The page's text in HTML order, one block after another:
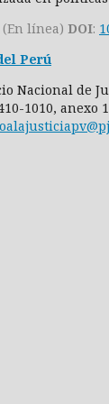
(En línea) DOI:
Perú
Nacional de
1010, anexo